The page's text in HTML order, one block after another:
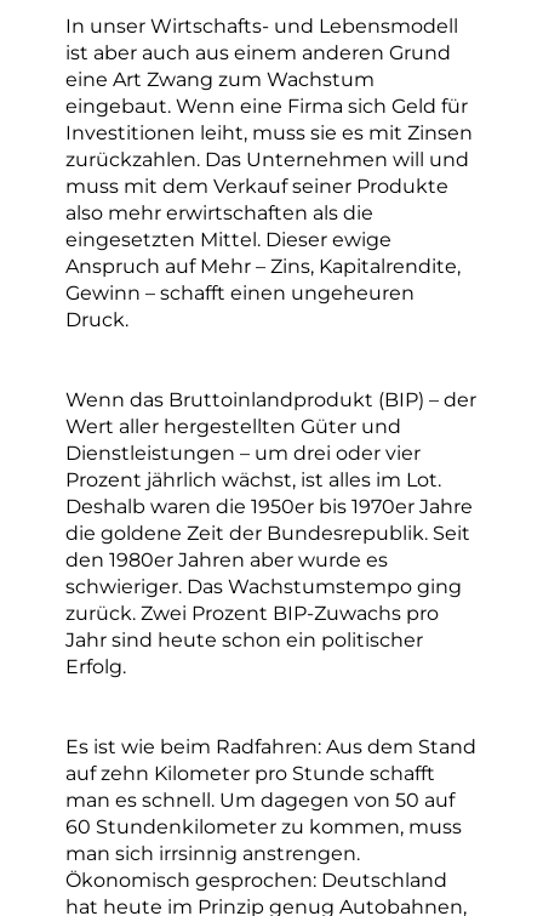
In unser Wirtschafts- und Lebensmodell
ist aber auch aus einem anderen Grund
eine Art Zwang zum Wachstum
eingebaut. Wenn eine Firma sich Geld für
Investitionen leiht, muss sie es mit Zinsen
zurückzahlen. Das Unternehmen will und
muss mit dem Verkauf seiner Produkte
also mehr erwirtschaften als die
eingesetzten Mittel. Dieser ewige
Anspruch auf Mehr – Zins, Kapitalrendite,
Gewinn – schafft einen ungeheuren
Druck.
Wenn das Bruttoinlandprodukt (BIP) – der
Wert aller hergestellten Güter und
Dienstleistungen – um drei oder vier
Prozent jährlich wächst, ist alles im Lot.
Deshalb waren die 1950er bis 1970er Jahre
die goldene Zeit der Bundesrepublik. Seit
den 1980er Jahren aber wurde es
schwieriger. Das Wachstumstempo ging
zurück. Zwei Prozent BIP-Zuwachs pro
Jahr sind heute schon ein politischer
Erfolg.
Es ist wie beim Radfahren: Aus dem Stand
auf zehn Kilometer pro Stunde schafft
man es schnell. Um dagegen von 50 auf
60 Stundenkilometer zu kommen, muss
man sich irrsinnig anstrengen.
Ökonomisch gesprochen: Deutschland
hat heute im Prinzip genug Autobahnen,